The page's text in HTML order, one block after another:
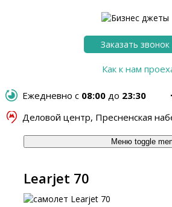
Ежедневно с 08:00 до 23:30
Деловой центр, Пресненская
Заказать звонок
Как к нам
Меню toggle
Learjet 70